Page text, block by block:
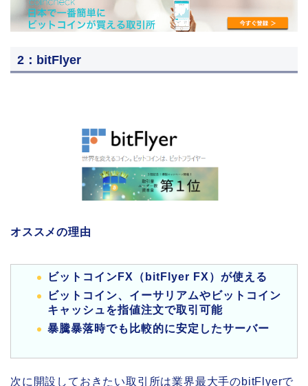
2：bitFlyer
オススメの理由
ビットコインFX（bitFlyer FX）が使える
ビットコイン、イーサリアムやビットコイン
キャッシュを指値注文で取引可能
暴騰暴落時でも比較的に安定したサーバー
次に開設しておきたい取引所は業界最大手のbitFlyerで